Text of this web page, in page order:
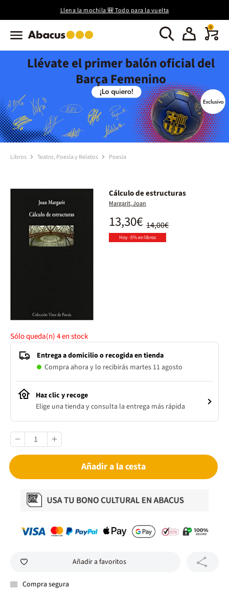
Llena la mochila 🎒 Todo para la vuelta
0
Llévate el primer balón oficial del
Barça Femenino
Libros Teatro, Poesía y Relatos Poesía
Cálculo de estructuras
Margarit, Joan
14,00€
13,30€
Hoy -5% en libros
Sólo queda(n)4en stock
Entrega a domicilio o recogida en tienda
Compra ahora y lo recibirás martes 11 agosto
Haz clic y recoge
Elige una tienda y consulta la entrega más rápida
Añadir a la cesta
Añadir a favoritos
Compra segura